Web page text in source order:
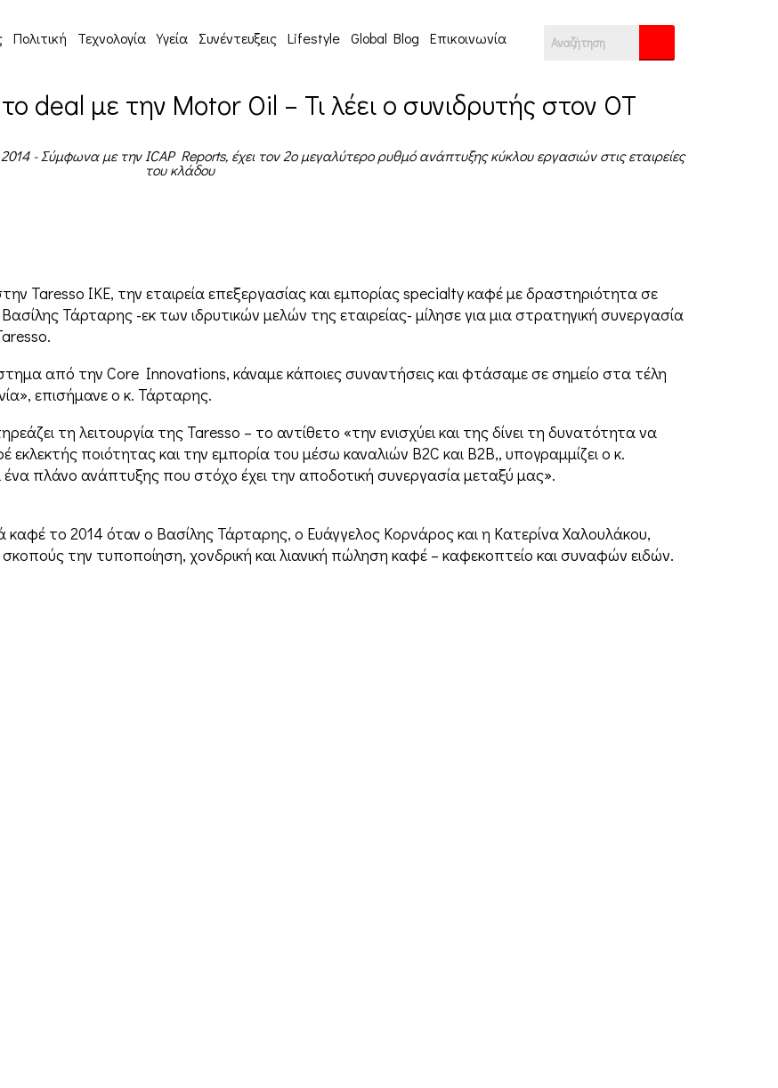
Πολιτική Τεχνολογία Υγεία Συνέντευξεις Lifestyle Global Blog Επικοινωνία
deal με την Motor Oil – Τι λέει ο συνιδρυτής στον ΟΤ
- Σύμφωνα με την ΙCAP Reports, έχει τον 2ο μεγαλύτερο ρυθμό ανάπτυξης κύκλου εργασιών στις εταιρείες
του κλάδου
Taresso ΙΚΕ, την εταιρεία επεξεργασίας και εμπορίας specialty καφέ με δραστηριότητα σε
Τάρταρης -εκ των ιδρυτικών μελών της εταιρείας- μίλησε για μια στρατηγική συνεργασία
από την Core Innovations, κάναμε κάποιες συναντήσεις και φτάσαμε σε σημείο στα τέλη
επισήμανε ο κ. Τάρταρης.
τη λειτουργία της Taresso – το αντίθετο «την ενισχύει και της δίνει τη δυνατότητα να
ποιότητας και την εμπορία του μέσω καναλιών B2C και B2B,, υπογραμμίζει ο κ.
πλάνο ανάπτυξης που στόχο έχει την αποδοτική συνεργασία μεταξύ μας».
το 2014 όταν ο Βασίλης Τάρταρης, ο Ευάγγελος Κορνάρος και η Κατερίνα Χαλουλάκου,
την τυποποίηση, χονδρική και λιανική πώληση καφέ – καφεκοπτείο και συναφών ειδών.